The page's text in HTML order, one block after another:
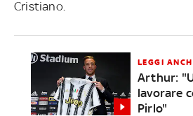
Cristiano.
LEGGI
Arthur:
lavorare
Pirlo"